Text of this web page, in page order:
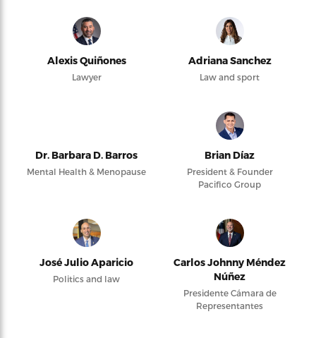
Alexis Quiñones
Lawyer
Adriana Sanchez
Law and sport
Dr. Barbara D. Barros
Mental Health & Menopause
Brian Díaz
President & Founder
Pacifico Group
José Julio Aparicio
Politics and law
Carlos Johnny Méndez
Núñez
Presidente Cámara de
Representantes